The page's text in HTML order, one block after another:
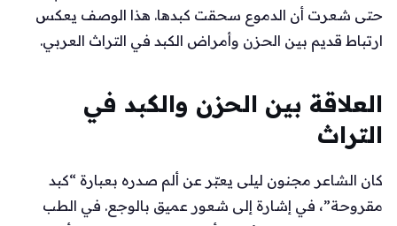
حتى شعرت أن الدموع سحقت كبدها. هذا الوصف يعكس
ارتباط قديم بين الحزن وأمراض الكبد في التراث العربي.
العلاقة بين الحزن والكبد في
التراث
كان الشاعر مجنون ليلى يعبّر عن ألم صدره بعبارة “كبد
مقروحة”، في إشارة إلى شعور عميق بالوجع. في الطب